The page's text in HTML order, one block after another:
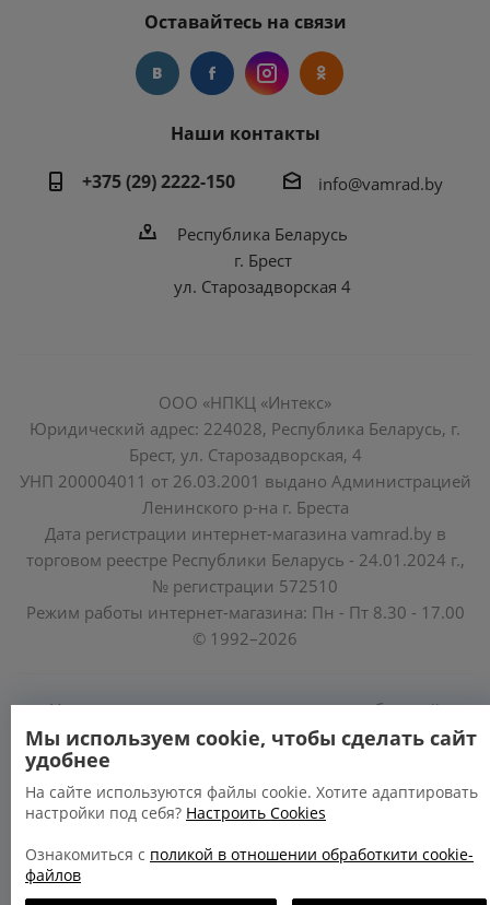
Оставайтесь на связи
Наши контакты
+375 (29) 2222-150
info@vamrad.by
Республика Беларусь
г. Брест
ул. Старозадворская 4
ООО «НПКЦ «Интекс»
Юридический адрес: 224028, Республика Беларусь, г.
Брест, ул. Старозадворская, 4
УНП 200004011 от 26.03.2001 выдано Администрацией
Ленинского р-на г. Бреста
Дата регистрации интернет-магазина vamrad.by в
торговом реестре Республики Беларусь - 24.01.2024 г.,
№ регистрации 572510
Режим работы интернет-магазина: Пн - Пт 8.30 - 17.00
© 1992–2026
Уполномоченные по защите прав потребителей
облисполкомов, Минского горисполкома:
https://www.mart.gov.by/activity/zashchita-prav-
potrebiteley/
БРЕСТСКАЯ ОБЛАСТЬ тел. (80162) 26 97 69;
Мы используем cookie, чтобы сделать сайт
удобнее
На сайте используются файлы cookie. Хотите адаптировать
настройки под себя? Настроить Cookies
Ознакомиться с поликой в отношении обработкити cookie-
файлов